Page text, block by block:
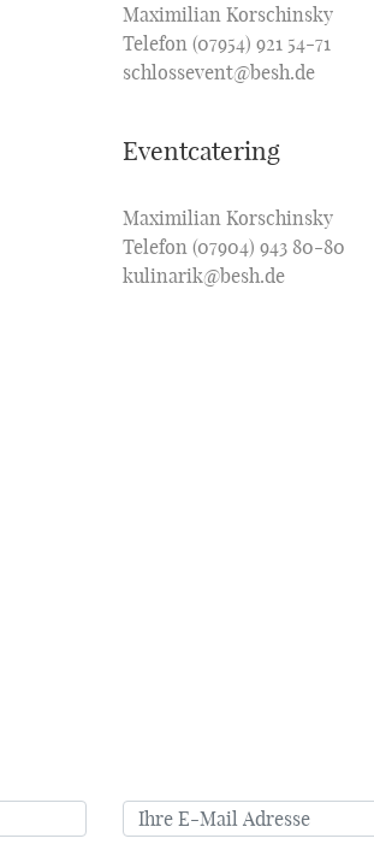
Maximilian Korschinsky
Telefon (07954) 921 54-71
schlossevent@besh.de
Eventcatering
Maximilian Korschinsky
Telefon (07904) 943 80-80
kulinarik@besh.de